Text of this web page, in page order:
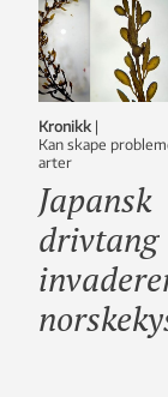
Kronikk |
Kan skape problemer for lokale
arter
Japansk
drivtang